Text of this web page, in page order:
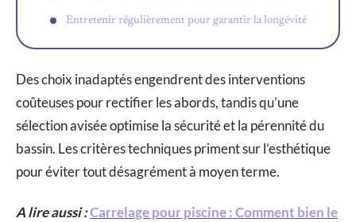
Entretenir régulièrement pour garantir la longévité
Des choix inadaptés engendrent des interventions
coûteuses pour rectifier les abords, tandis qu’une
sélection avisée optimise la sécurité et la pérennité du
bassin. Les critères techniques priment sur l’esthétique
pour éviter tout désagrément à moyen terme.
A lire aussi :Carrelage pour piscine : Comment bien le